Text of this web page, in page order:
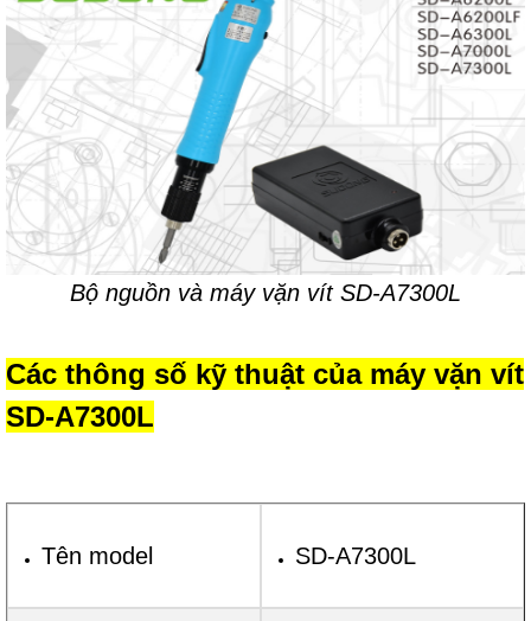
Bộ nguồn và máy vặn vít SD-A7300L
Các thông số kỹ thuật của máy vặn vít
SD-A7300L
Tên model SD-A7300L